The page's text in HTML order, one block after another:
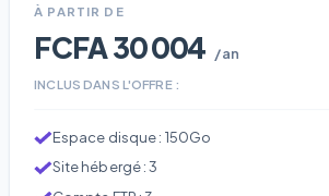
À PARTIR DE
FCFA 30 004 /an
INCLUS DANS L'OFFRE :
Espace disque : 150Go
Site hébergé : 3